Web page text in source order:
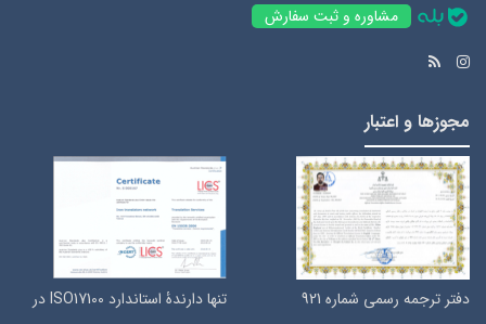
مشاوره و ثبت سفارش
مجوزها و اعتبار
دفتر ترجمه رسمی شماره 921
تنها دارندۀ استاندارد ISO17100 در